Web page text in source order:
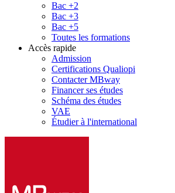
Bac +2
Bac +3
Bac +5
Toutes les formations
Accès rapide
Admission
Certifications Qualiopi
Contacter MBway
Financer ses études
Schéma des études
VAE
Étudier à l'international